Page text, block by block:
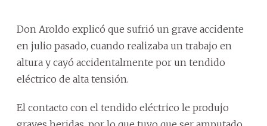
Don Aroldo explicó que sufrió un grave accidente
en julio pasado, cuando realizaba un trabajo en
altura y cayó accidentalmente por un tendido
eléctrico de alta tensión.
El contacto con el tendido eléctrico le produjo